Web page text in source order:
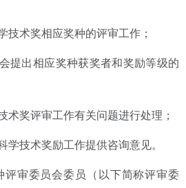
技术奖相应奖种的评审工作；
提出相应奖种获奖者和奖励等级的
术奖评审工作有关问题进行处理；
学技术奖励工作提供咨询意见。
评审委员会委员（以下简称评审委